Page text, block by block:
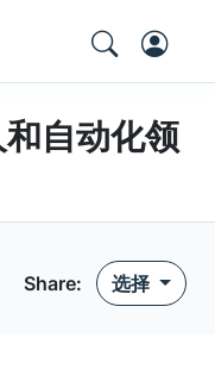
自动化领
Share: 选择